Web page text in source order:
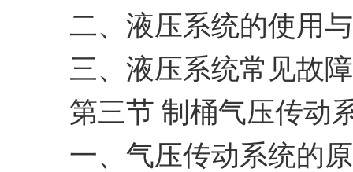
二、液压系统的使用
三、液压系统常见故
第三节 制桶气压传动
一、气压传动系统的